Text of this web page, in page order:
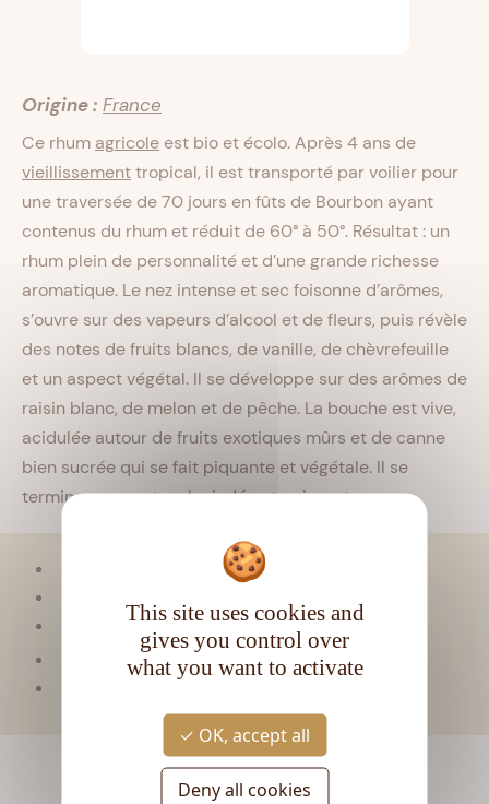
Origine : France
Ce rhum agricole est bio et écolo. Après 4 ans de
vieillissementtropical, il est transporté par voilier pour
une traversée de 70 jours en fûts de Bourbon ayant
contenus du rhum et réduit de 60° à 50°. Résultat : un
rhum plein de personnalité et d’une grande richesse
aromatique. Le nez intense et sec foisonne d’arômes,
s’ouvre sur des vapeurs d’alcool et de fleurs, puis révèle
des notes de fruits blancs, de vanille, de chèvrefeuille
et un aspect végétal. Il se développe sur des arômes de
raisin blanc, de melon et de pêche. La bouche est vive,
acidulée autour de fruits exotiques mûrs et de canne
bien sucrée qui se fait piquante et végétale. Il se
termine sur une touche iodée et puissante.
Mixte
Type de rhum :Ambré
Contenance :70
This site uses cookies and
gives you control over
what you want to activate
OK, accept all
Deny all cookies